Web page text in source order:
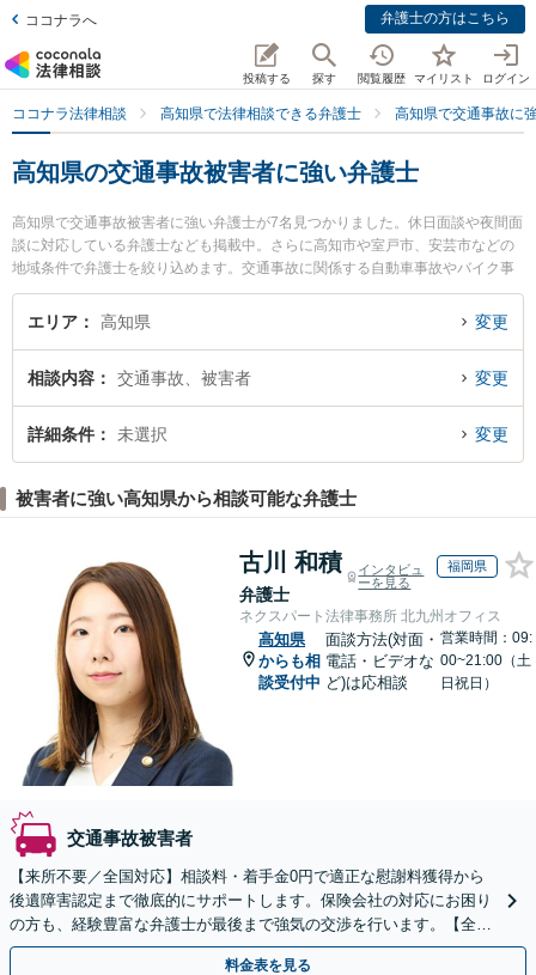
ココナラへ 弁護士の方はこちら
投稿する 探す 閲覧履歴 マイリスト ログイン
ココナラ法律相談 高知県で法律相談できる弁護士 高知県で交通事故に
高知県の交通事故被害者に強い弁護士
高知県で交通事故被害者に強い弁護士が7名見つかりました。休日面談や夜間面
談に対応している弁護士なども掲載中。さらに高知市や室戸市、安芸市などの
地域条件で弁護士を絞り込めます。交通事故に関係する自動車事故やバイク事
故、自転車事故等の細かな分野での絞り込み検索もでき便利です。特に高知ロ
イヤルオーク法律事務所の小野塚 直毅弁護士ややいろ法律事務所の山本 尚吾弁
のトラブルを今すぐに弁護士に相談したい』『交通事故被害者のトラブル解決
の実績豊富な近くの弁護士を検索したい』『初回相談無料で交通事故被害者を
法律相談できる高知県内の弁護士に相談予約したい』などでお困りの相談者さ
エリア 高知県 変更
相談内容 交通事故、被害者 変更
詳細条件 未選択 変更
被害者に強い高知県から相談可能な弁護士
古川 和積
弁護士
インタビュ
ーを見る
福岡県
ネクスパート法律事務所 北九州オフィス
高知県
からも相
談受付中
面談方法(対面・
電話・ビデオな
ど)は応相談
営業時間：09:
00~21:00（土
日祝日）
交通事故被害者
【来所不要／全国対応】相談料・着手金0円で適正な慰謝料獲得から
後遺障害認定まで徹底的にサポートします。保険会社の対応にお困り
の方も、経験豊富な弁護士が最後まで強気の交渉を行います。【全国
13拠点】お気軽にご相談ください。
料金表を見る